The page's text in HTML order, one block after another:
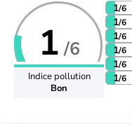
1 /6
Indice pollution
Bon
1/6
1/6
1/6
1/6
1/6
1/6